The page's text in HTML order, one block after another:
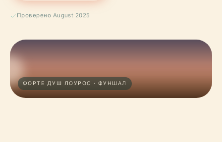
Проверено August 2025
ФОРТЕ ДУШ ЛОУРОС · ФУНШАЛ